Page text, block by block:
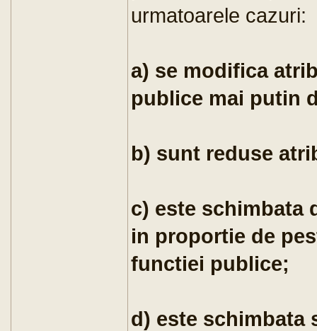
urmatoarele cazuri:
a) se modifica
publice mai putin
b) sunt reduse
c) este schimbata
in proportie de
functiei publice;
d) este schimbata